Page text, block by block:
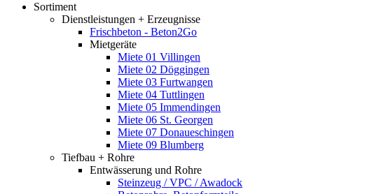
Sortiment
Dienstleistungen + Erzeugnisse
Frischbeton - Beton2Go
Mietgeräte
Miete 01 Villingen
Miete 02 Döggingen
Miete 03 Furtwangen
Miete 04 Tuttlingen
Miete 05 Immendingen
Miete 06 St. Georgen
Miete 07 Donaueschingen
Miete 09 Blumberg
Tiefbau + Rohre
Entwässerung und Rohre
Steinzeug / VPC / Awadock